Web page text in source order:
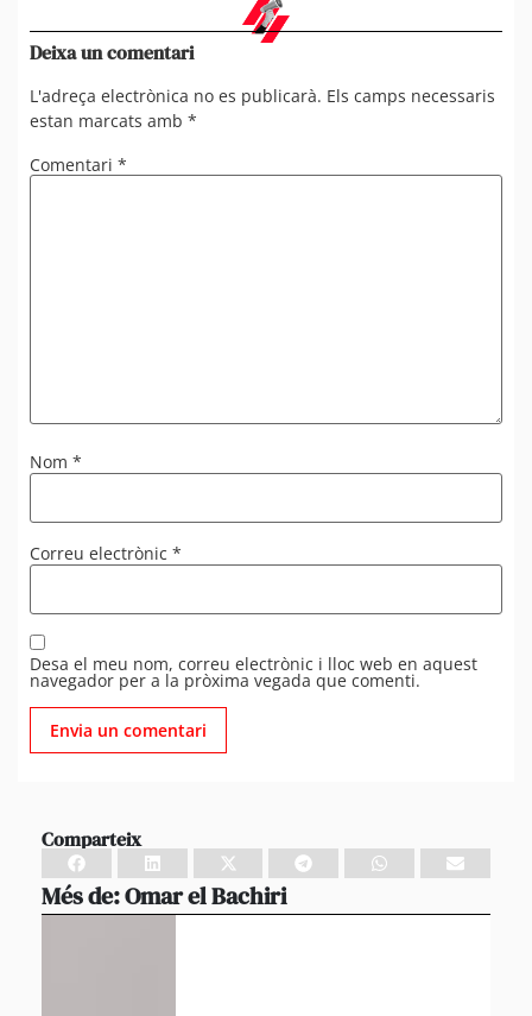
Deixa un comentari
L'adreça electrònica no es publicarà. Els camps necessaris
estan marcats amb *
Comentari *
Nom *
Correu electrònic *
Desa el meu nom, correu electrònic i lloc web en aquest
navegador per a la pròxima vegada que comenti.
Comparteix
Més de:Omar el Bachiri